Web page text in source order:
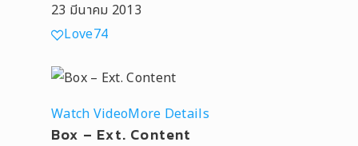
23 มีนาคม 2013
Love74
Watch VideoMore Details
Box – Ext. Content